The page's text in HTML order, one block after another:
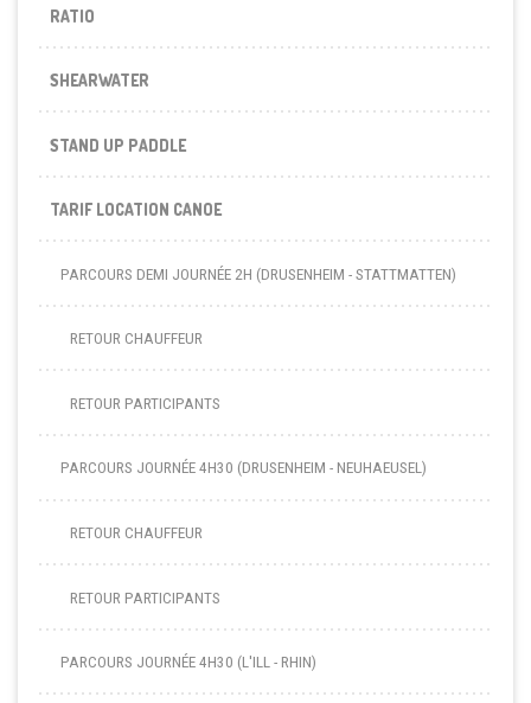
RATIO
SHEARWATER
STAND UP PADDLE
TARIF LOCATION CANOE
PARCOURS DEMI JOURNÉE 2H (DRUSENHEIM - STATTMATTEN)
RETOUR CHAUFFEUR
RETOUR PARTICIPANTS
PARCOURS JOURNÉE 4H30 (DRUSENHEIM - NEUHAEUSEL)
RETOUR CHAUFFEUR
RETOUR PARTICIPANTS
PARCOURS JOURNÉE 4H30 (L'ILL - RHIN)